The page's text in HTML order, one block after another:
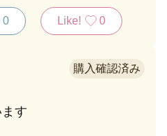
。べにふうき洗顔は、優れ
0 Like! 0
す